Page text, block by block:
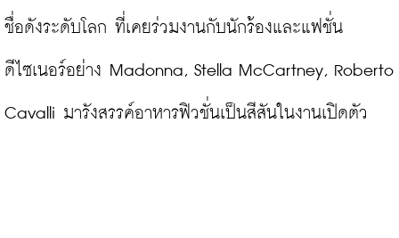
ชื่อดังระดับโลก ที่เคยร่วมงานกับนักร้องและแฟชั่น
ดีไซเนอร์อย่าง Madonna, Stella McCartney, Roberto
Cavalli มารังสรรค์อาหารฟิวชั่นเป็นสีสันในงานเปิดตัว